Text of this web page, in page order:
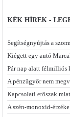
KÉK HÍREK -
Segítségnyújtás a
Kiégett egy autó
Pár nap alatt félmilliós
A pénzügyőr nem
Kapcsolati erőszak
A szén-monoxid-